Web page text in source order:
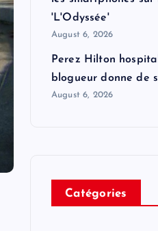
'L'Odyssée'
August 6, 2026
Perez Hilton
blogueur donne de
August 6, 2026
Catégories